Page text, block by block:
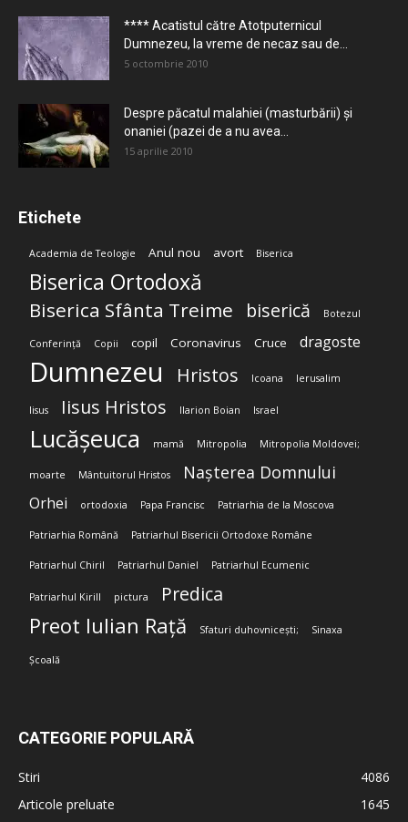
**** Acatistul către Atotputernicul
Dumnezeu, la vreme de necaz sau de...
5 octombrie 2010
Despre păcatul malahiei (masturbării) şi
onaniei (pazei de a nu avea...
15 aprilie 2010
Etichete
Academia de Teologie Anul nou avort Biserica
Biserica Ortodoxă
Biserica Sfânta Treime biserică Botezul
Conferință Copii copil Coronavirus Cruce dragoste
Dumnezeu Hristos Icoana Ierusalim
Iisus Iisus Hristos Ilarion Boian Israel
Lucășeuca mamă Mitropolia Mitropolia Moldovei;
moarte Mântuitorul Hristos Nașterea Domnului
Orhei ortodoxia Papa Francisc Patriarhia de la Moscova
Patriarhia Română Patriarhul Bisericii Ortodoxe Române
Patriarhul Chiril Patriarhul Daniel Patriarhul Ecumenic
Patriarhul Kirill pictura Predica
Preot Iulian Rață Sfaturi duhovnicești; Sinaxa
Școală
CATEGORIE POPULARĂ
Stiri
4086
Articole preluate
1645